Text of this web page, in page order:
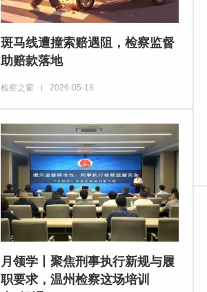
斑马线遭撞索赔遇阻，检察监督
助赔款落地
检察之窗 2026-05-18
月领学丨聚焦刑事执行新规与履
职要求，温州检察这场培训